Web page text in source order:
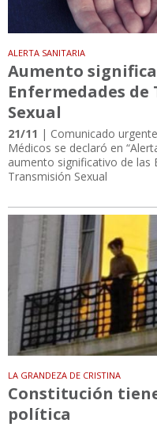
ALERTA SANITARIA
Aumento
Enfermedades
Sexual
21/11 | Comunicado
Médicos se declaró en
aumento significativo de las
Transmisión Sexual
LA GRANDEZA DE CRISTINA
Constitución
política